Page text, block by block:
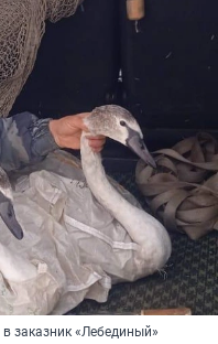
заказник «Лебединый»